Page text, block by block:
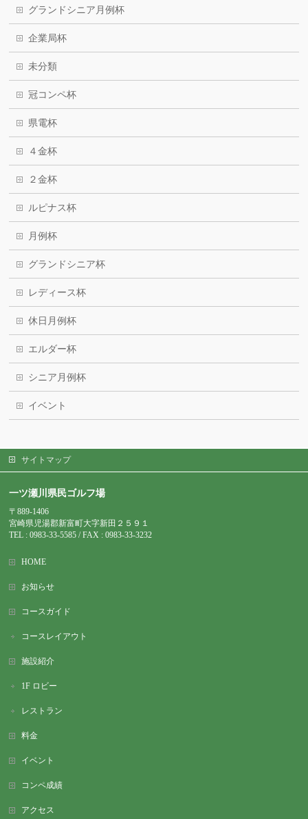
グランドシニア月例杯
企業局杯
未分類
冠コンペ杯
県電杯
４金杯
２金杯
ルピナス杯
月例杯
グランドシニア杯
レディース杯
休日月例杯
エルダー杯
シニア月例杯
イベント
サイトマップ
一ツ瀬川県民ゴルフ場
〒889-1406
宮崎県児湯郡新富町大字新田２５９１
TEL : 0983-33-5585 / FAX : 0983-33-3232
HOME
お知らせ
コースガイド
コースレイアウト
施設紹介
1F ロビー
レストラン
料金
イベント
コンペ成績
アクセス